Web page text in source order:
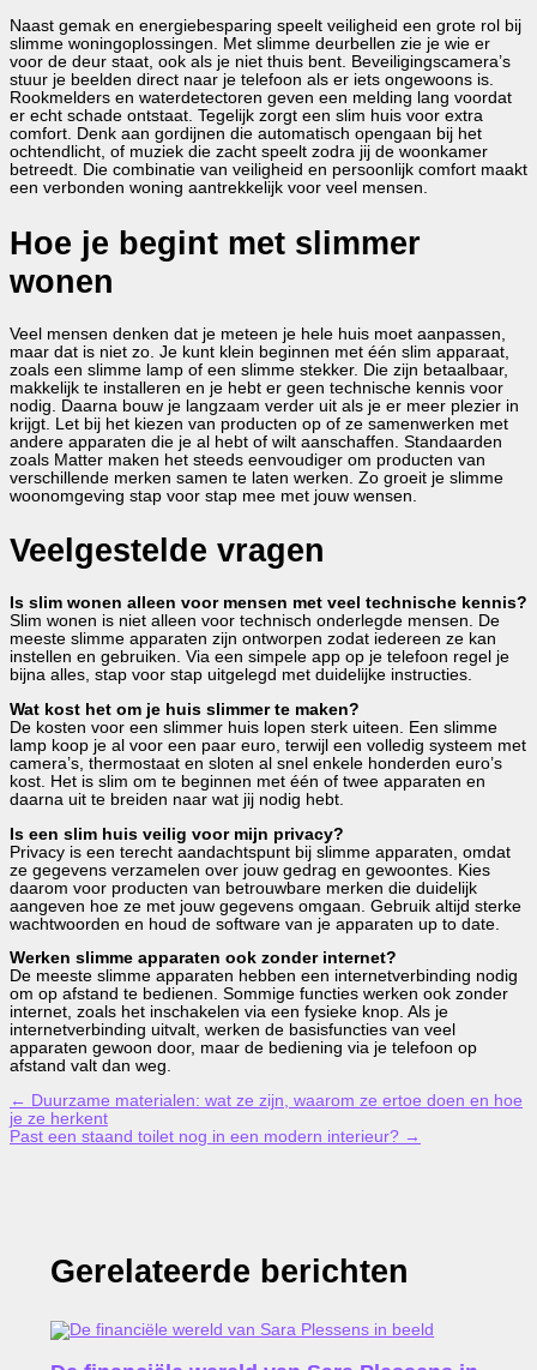
Naast gemak en energiebesparing speelt veiligheid een grote rol bij
slimme woningoplossingen. Met slimme deurbellen zie je wie er
voor de deur staat, ook als je niet thuis bent. Beveiligingscamera’s
stuur je beelden direct naar je telefoon als er iets ongewoons is.
Rookmelders en waterdetectoren geven een melding lang voordat
er echt schade ontstaat. Tegelijk zorgt een slim huis voor extra
comfort. Denk aan gordijnen die automatisch opengaan bij het
ochtendlicht, of muziek die zacht speelt zodra jij de woonkamer
betreedt. Die combinatie van veiligheid en persoonlijk comfort maakt
een verbonden woning aantrekkelijk voor veel mensen.
Hoe je begint met slimmer
wonen
Veel mensen denken dat je meteen je hele huis moet aanpassen,
maar dat is niet zo. Je kunt klein beginnen met één slim apparaat,
zoals een slimme lamp of een slimme stekker. Die zijn betaalbaar,
makkelijk te installeren en je hebt er geen technische kennis voor
nodig. Daarna bouw je langzaam verder uit als je er meer plezier in
krijgt. Let bij het kiezen van producten op of ze samenwerken met
andere apparaten die je al hebt of wilt aanschaffen. Standaarden
zoals Matter maken het steeds eenvoudiger om producten van
verschillende merken samen te laten werken. Zo groeit je slimme
woonomgeving stap voor stap mee met jouw wensen.
Veelgestelde vragen
Is slim wonen alleen voor mensen met veel technische kennis?
Slim wonen is niet alleen voor technisch onderlegde mensen. De
meeste slimme apparaten zijn ontworpen zodat iedereen ze kan
instellen en gebruiken. Via een simpele app op je telefoon regel je
bijna alles, stap voor stap uitgelegd met duidelijke instructies.
Wat kost het om je huis slimmer te maken?
De kosten voor een slimmer huis lopen sterk uiteen. Een slimme
lamp koop je al voor een paar euro, terwijl een volledig systeem met
camera’s, thermostaat en sloten al snel enkele honderden euro’s
kost. Het is slim om te beginnen met één of twee apparaten en
daarna uit te breiden naar wat jij nodig hebt.
Is een slim huis veilig voor mijn privacy?
Privacy is een terecht aandachtspunt bij slimme apparaten, omdat
ze gegevens verzamelen over jouw gedrag en gewoontes. Kies
daarom voor producten van betrouwbare merken die duidelijk
aangeven hoe ze met jouw gegevens omgaan. Gebruik altijd sterke
wachtwoorden en houd de software van je apparaten up to date.
Werken slimme apparaten ook zonder internet?
De meeste slimme apparaten hebben een internetverbinding nodig
om op afstand te bedienen. Sommige functies werken ook zonder
internet, zoals het inschakelen via een fysieke knop. Als je
internetverbinding uitvalt, werken de basisfuncties van veel
apparaten gewoon door, maar de bediening via je telefoon op
afstand valt dan weg.
← Duurzame materialen: wat ze zijn, waarom ze ertoe doen en hoe
je ze herkent
Past een staand toilet nog in een modern interieur? →
Gerelateerde berichten